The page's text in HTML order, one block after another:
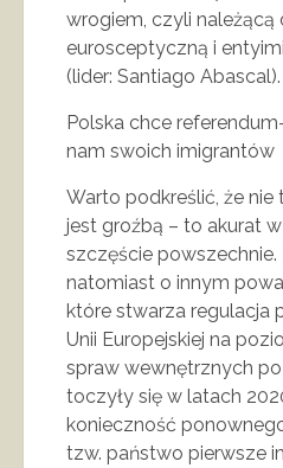
wrogiem, czyli należącą
eurosceptyczną i
(lider: Santiago Abascal).
Polska chce
nam swoich imigrantów
Warto podkreślić, że nie
jest groźbą – to akurat
szczęście powszechnie.
natomiast o innym
które stwarza regulacja
Unii Europejskiej na
spraw wewnętrznych
toczyły się w latach
konieczność
tzw. państwo pierwsze